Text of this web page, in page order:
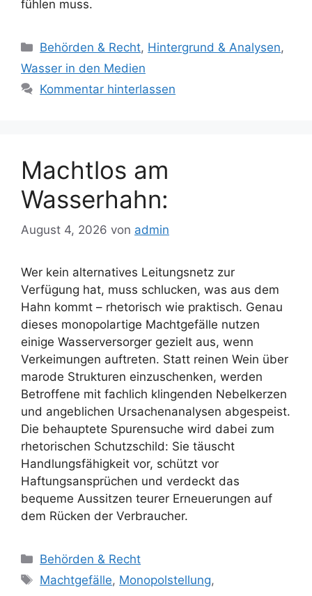
fühlen muss.
Kategorien
Behörden & Recht, Hintergrund & Analysen,
Wasser in den Medien
Kommentar hinterlassen
Machtlos am
Wasserhahn:
August 4, 2026 von admin
Wer kein alternatives Leitungsnetz zur
Verfügung hat, muss schlucken, was aus dem
Hahn kommt – rhetorisch wie praktisch. Genau
dieses monopolartige Machtgefälle nutzen
einige Wasserversorger gezielt aus, wenn
Verkeimungen auftreten. Statt reinen Wein über
marode Strukturen einzuschenken, werden
Betroffene mit fachlich klingenden Nebelkerzen
und angeblichen Ursachenanalysen abgespeist.
Die behauptete Spurensuche wird dabei zum
rhetorischen Schutzschild: Sie täuscht
Handlungsfähigkeit vor, schützt vor
Haftungsansprüchen und verdeckt das
bequeme Aussitzen teurer Erneuerungen auf
dem Rücken der Verbraucher.
Kategorien
Behörden & Recht
Schlagwörter
Machtgefälle, Monopolstellung,